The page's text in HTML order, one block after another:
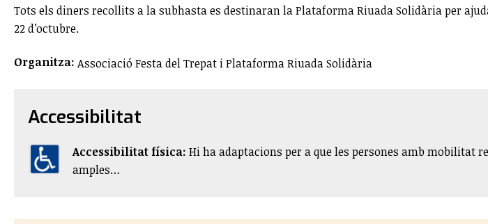
Tots els diners recollits a la subhasta es destinaran la Plataforma Riuada Solidària per
22 d’octubre.
Organitza: Associació Festa del Trepat i Plataforma Riuada Solidària
Accessibilitat
Accessibilitat física: ​Hi ha adaptacions per a que les persones amb mobilitat
amples…